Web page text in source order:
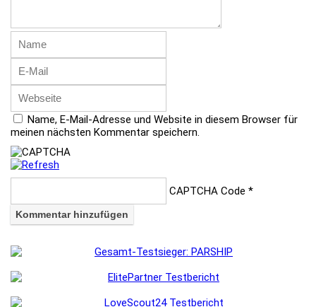
Name, E-Mail-Adresse und Website in diesem Browser für
meinen nächsten Kommentar speichern.
CAPTCHA Code *